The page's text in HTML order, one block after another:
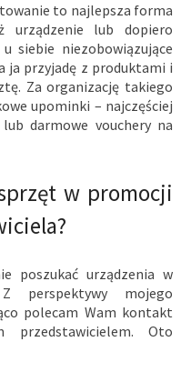
to najlepsza forma
urządzenie lub dopiero
siebie niezobowiązujące
ja przyjadę z produktami i
Za organizację takiego
upominki – najczęściej
darmowe vouchery na
w promocji
poszukać urządzenia w
perspektywy mojego
polecam Wam kontakt
przedstawicielem. Oto